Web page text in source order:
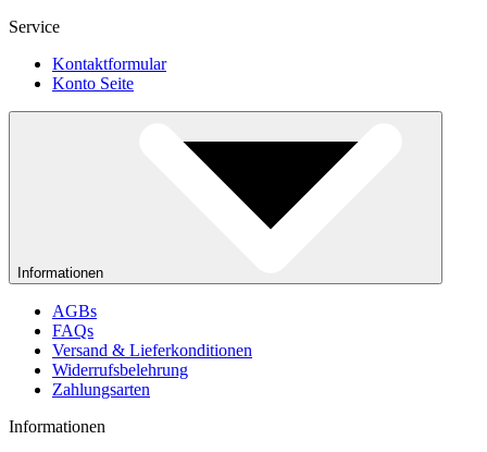
Service
Kontaktformular
Konto Seite
Informationen
AGBs
FAQs
Versand & Lieferkonditionen
Widerrufsbelehrung
Zahlungsarten
Informationen